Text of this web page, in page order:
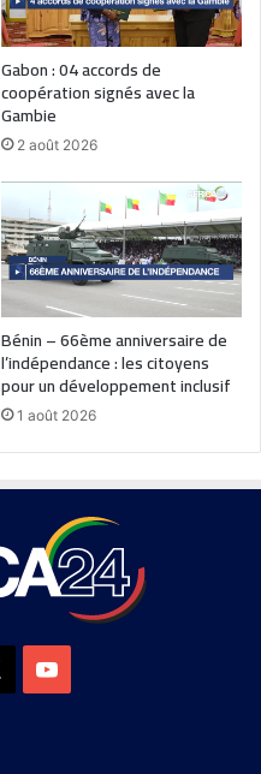
Gabon : 04 accords de
coopération signés avec la
Gambie
2 août 2026
Bénin – 66ème anniversaire de
l’indépendance : les citoyens
pour un développement inclusif
1 août 2026